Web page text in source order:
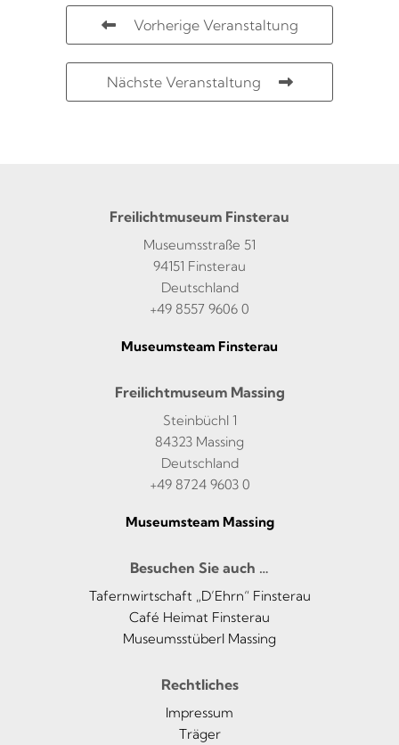
Vorherige Veranstaltung
Nächste Veranstaltung
Freilichtmuseum Finsterau
Museumsstraße 51
94151 Finsterau
Deutschland
+49 8557 9606 0
Museumsteam Finsterau
Freilichtmuseum Massing
Steinbüchl 1
84323 Massing
Deutschland
+49 8724 9603 0
Museumsteam Massing
Besuchen Sie auch …
Tafernwirtschaft „D’Ehrn“ Finsterau
Café Heimat Finsterau
Museumsstüberl Massing
Rechtliches
Impressum
Träger